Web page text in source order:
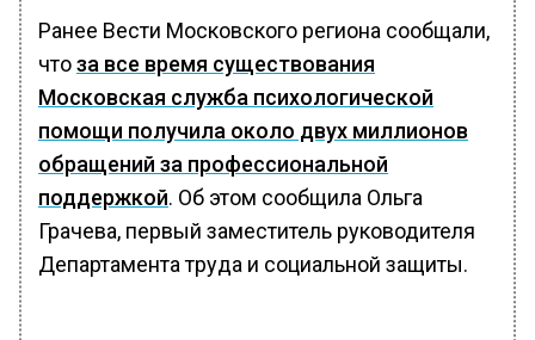
Ранее Вести Московского региона сообщали,
чтоза все время существования
Московская служба психологической
помощи получила около двух миллионов
обращений за профессиональной
поддержкой. Об этом сообщила Ольга
Грачева, первый заместитель руководителя
Департамента труда и социальной защиты.